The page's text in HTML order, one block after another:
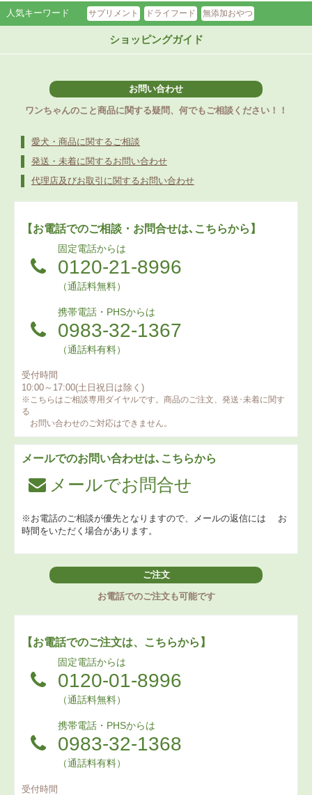
人気キーワード サプリメント ドライフード 無添加おやつ
ショッピングガイド
お問い合わせ
ワンちゃんのこと商品に関する疑問、何でもご相談ください！！
愛犬・商品に関するご相談
発送・未着に関するお問い合わせ
代理店及びお取引に関するお問い合わせ
【お電話でのご相談・お問合せは､こちらから】
固定電話からは
0120-21-8996
（通話料無料）
携帯電話・PHSからは
0983-32-1367
（通話料有料）
受付時間
10:00～17:00(土日祝日は除く)
※こちらはご相談専用ダイヤルです。商品のご注文、発送･未着に関す
る
お問い合わせのご対応はできません。
メールでのお問い合わせは､こちらから
メールでお問合せ
※お電話のご相談が優先となりますので、メールの返信には お
時間をいただく場合があります。
ご注文
お電話でのご注文も可能です
【お電話でのご注文は、こちらから】
固定電話からは
0120-01-8996
（通話料無料）
携帯電話・PHSからは
0983-32-1368
（通話料有料）
受付時間